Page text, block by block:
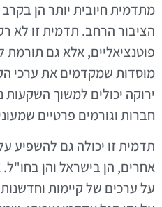
מתדמית חיובית יותר הן
הציבור הרחב. תדמית זו לא
פוטנציאליים, אלא גם תורמת
מוסדות שמקדמים את ערכי
ירוקה יכולים למשוך השקעות
חברות וגורמים פרטיים
תדמית זו יכולה גם להשפיע
אחרים, הן בישראל והן
על ערכים של קיימות